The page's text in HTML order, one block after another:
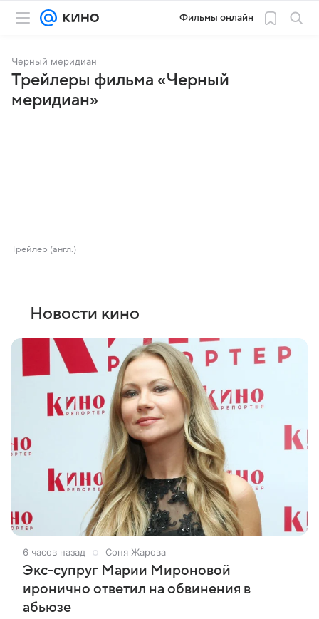
Фильмы онлайн
Черный меридиан
Трейлеры фильма «Черный
меридиан»
Трейлер (англ.)
Новости кино
6 часов назад Соня Жарова
Экс-супруг Марии Мироновой
иронично ответил на обвинения в
абьюзе